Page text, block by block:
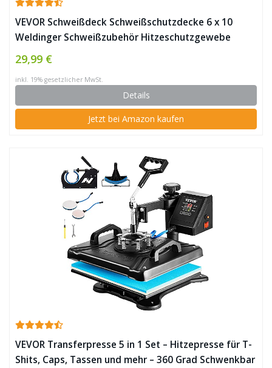
VEVOR Schweißdeck Schweißschutzdecke 6 x 10
Weldinger Schweißzubehör Hitzeschutzgewebe
schwarz ✪
29,99 €
inkl. 19% gesetzlicher MwSt.
Details
Jetzt bei Amazon kaufen
VEVOR Transferpresse 5 in 1 Set – Hitzepresse für T-
Shits, Caps, Tassen und mehr – 360 Grad Schwenkbar